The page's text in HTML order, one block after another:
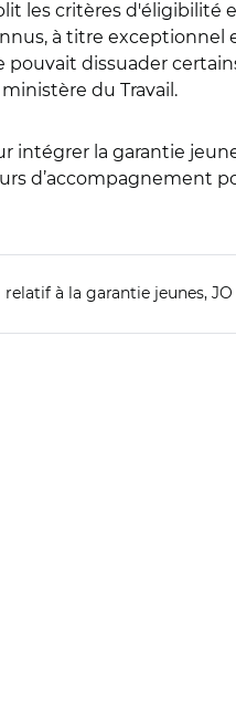
les critères
à titre
pouvait dissuader
du Travail.
intégrer la garantie
d’accompagnement
relatif à la garantie jeunes, JO